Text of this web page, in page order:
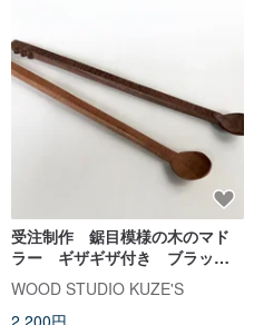
受注制作 鋸目模様の木のマド
ラー ギザギザ付き ブラック
ウォルナット or チェリー
WOOD STUDIO KUZE'S
2,200円